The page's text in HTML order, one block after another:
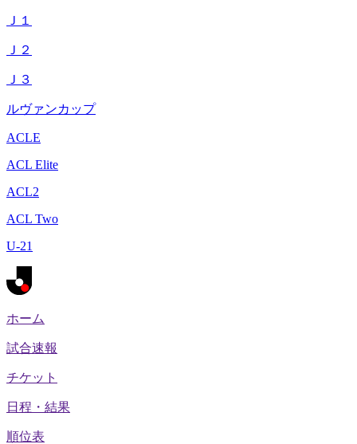
Ｊ１
Ｊ２
Ｊ３
ルヴァンカップ
ACLE
ACL Elite
ACL2
ACL Two
U-21
ホーム
試合速報
チケット
日程・結果
順位表